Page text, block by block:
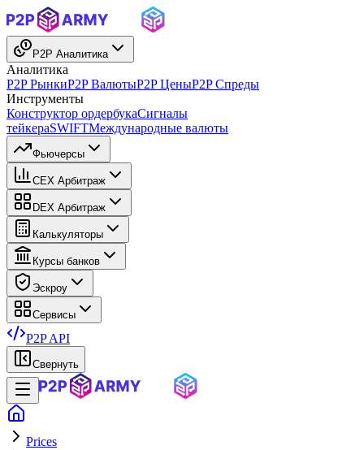
P2P Аналитика
Аналитика
P2P РынкиP2P ВалютыP2P ЦеныP2P Спреды
Инструменты
Конструктор ордербукаСигналы
тейкераSWIFTМеждународные валюты
Фьючерсы
CEX Арбитраж
DEX Арбитраж
Калькуляторы
Курсы банков
Эскроу
Сервисы
P2P API
Свернуть
Prices